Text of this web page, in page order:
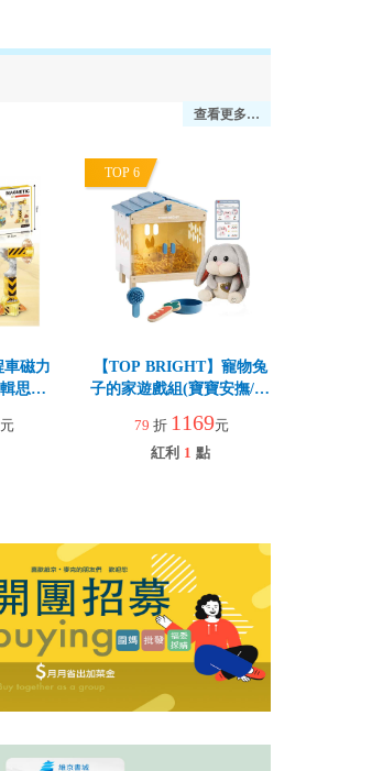
查看更多…
車磁力
思維/
元
TOP 6
【TOP BRIGHT】寵物兔
子的家遊戲組(寶寶安撫/低
79 折 1169元
紅利 1 點